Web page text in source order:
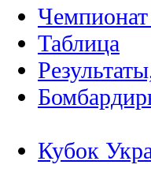
Таблица
Кубок